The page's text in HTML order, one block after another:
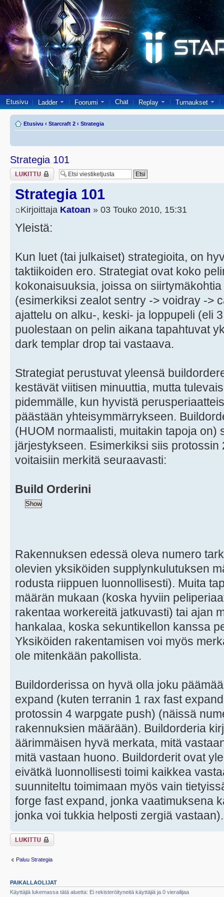
Etusivu Ladder Foorumi Chat Replay Turnaukset
Etusivu ‹ Starcraft 2 ‹ Strategia
Strategia 101
Viestiketju on
lukittu
Strategia 101
Kirjoittaja Katoan » 03 Touko 2010, 15:31
Yleistä:
Kun luet (tai julkaiset) strategioita, on
taktiikoiden ero. Strategiat ovat koko
kokonaisuuksia, joissa on
(esimerkiksi zealot sentry -> voidray ->
ajattelu on alku-, keski- ja loppupeli (eli
puolestaan on pelin aikana tapahtuvat
dark templar drop tai vastaava.
Strategiat perustuvat yleensä
kestävät viitisen minuuttia, mutta
pidemmälle, kun hyvistä
päästään yhteisymmärrykseen.
(HUOM normaalisti, muitakin tapoja on)
järjestykseen. Esimerkiksi siis protossin
voitaisiin merkitä seuraavasti:
Build Orderini
Rakennuksen edessä oleva numero
olevien yksiköiden supplynkulutuksen
rodusta riippuen luonnollisesti). Muita
määrän mukaan (koska hyviin
rakentaa workereitä jatkuvasti) tai ajan
hankalaa, koska sekuntikellon kanssa
Yksiköiden rakentamisen voi myös
ole mitenkään pakollista.
Buildorderissa on hyvä olla joku
expand (kuten terranin 1 rax fast
protossin 4 warpgate push) (näissä
rakennuksien määrään). Buildorderia
äärimmäisen hyvä merkata, mitä
mitä vastaan huono. Buildorderit ovat
eivätkä luonnollisesti toimi kaikkea
suunniteltu toimimaan myös vain
forge fast expand, jonka vaatimuksena
jonka voi tukkia helposti zergiä vastaan).
Viestiketju on
lukittu
Paluu Strategia
PAIKALLAOLIJAT
Käyttäjiä lukemassa tätä aluetta: Ei rekisteröityneitä käyttäjiä ja 0 vierailijaa